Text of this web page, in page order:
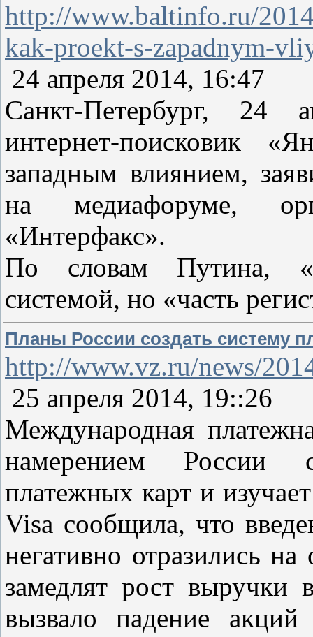
http://www.baltinfo.ru/
kak-proekt-s-zapadnym-
24 апреля 2014, 16:47
Санкт-Петербург, 24
интернет-поисковик
западным влиянием,
на медиафоруме,
«Интерфакс».
По словам Путина,
системой, но «часть
Планы России создать систему
http://www.vz.ru/news/
25 апреля 2014, 19::26
Международная
намерением России
платежных карт и
Visa сообщила, что
негативно отразились
замедлят рост выручки
вызвало падение